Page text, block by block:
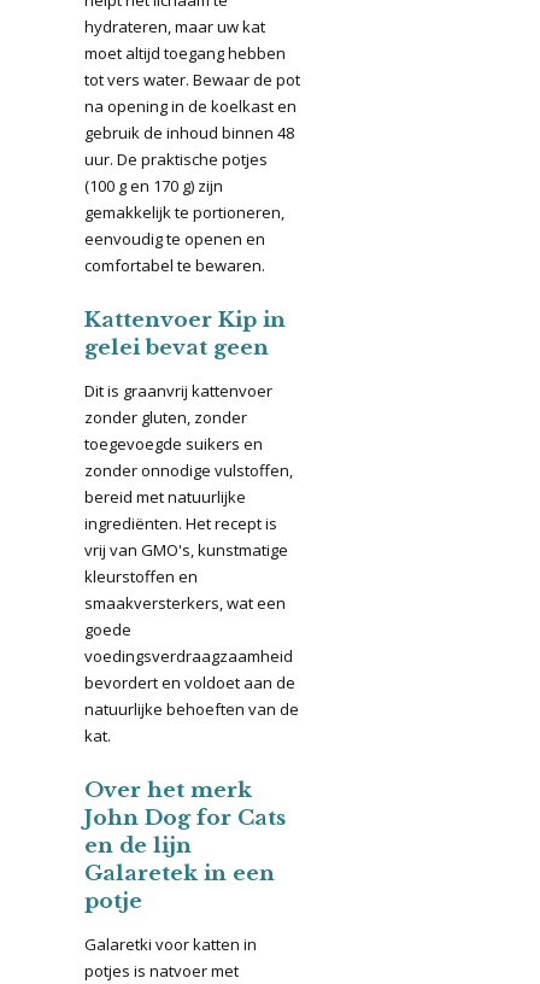
hydrateren, maar uw kat
moet altijd toegang hebben
tot vers water. Bewaar de pot
na opening in de koelkast en
gebruik de inhoud binnen 48
uur. De praktische potjes
(100 g en 170 g) zijn
gemakkelijk te portioneren,
eenvoudig te openen en
comfortabel te bewaren.
Kattenvoer Kip in
gelei bevat geen
Dit is graanvrij kattenvoer
zonder gluten, zonder
toegevoegde suikers en
zonder onnodige vulstoffen,
bereid met natuurlijke
ingrediënten. Het recept is
vrij van GMO's, kunstmatige
kleurstoffen en
smaakversterkers, wat een
goede
voedingsverdraagzaamheid
bevordert en voldoet aan de
natuurlijke behoeften van de
kat.
Over het merk
John Dog for Cats
en de lijn
Galaretek in een
potje
Galaretki voor katten in
potjes is natvoer met